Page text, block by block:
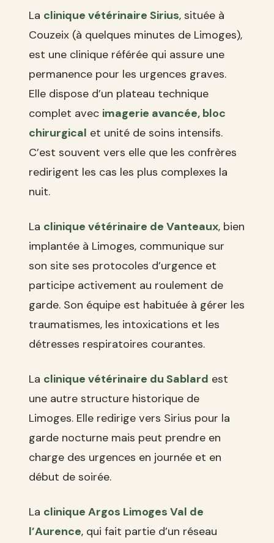
La clinique vétérinaire Sirius, située à
Couzeix (à quelques minutes de Limoges),
est une clinique référée qui assure une
permanence pour les urgences graves.
Elle dispose d’un plateau technique
complet avec imagerie avancée, bloc
chirurgical et unité de soins intensifs.
C’est souvent vers elle que les confrères
redirigent les cas les plus complexes la
nuit.
La clinique vétérinaire de Vanteaux, bien
implantée à Limoges, communique sur
son site ses protocoles d’urgence et
participe activement au roulement de
garde. Son équipe est habituée à gérer les
traumatismes, les intoxications et les
détresses respiratoires courantes.
La clinique vétérinaire du Sablard est
une autre structure historique de
Limoges. Elle redirige vers Sirius pour la
garde nocturne mais peut prendre en
charge des urgences en journée et en
début de soirée.
La clinique Argos Limoges Val de
l’Aurence, qui fait partie d’un réseau